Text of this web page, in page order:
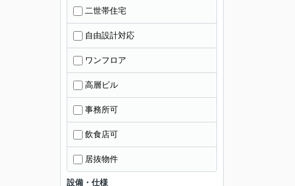
二世帯住宅
自由設計対応
ワンフロア
高層ビル
事務所可
飲食店可
居抜物件
設備・仕様